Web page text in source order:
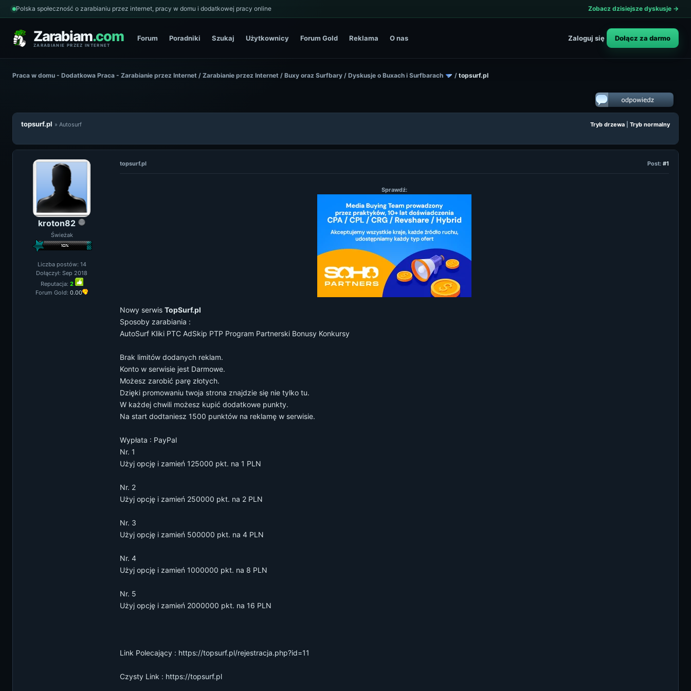
Polska społeczność o zarabianiu przez internet, pracy w domu i dodatkowej pracy online Zobacz dzisiejsze dyskusje →
Zarabiam.com
ZARABIANIE PRZEZ INTERNET
Forum Poradniki Szukaj Użytkownicy Forum Gold Reklama O nas Zaloguj się Dołącz za darmo
Praca w domu - Dodatkowa Praca - Zarabianie przez Internet / Zarabianie przez Internet / Buxy oraz Surfbary / Dyskusje o Buxach i Surfbarach / topsurf.pl
Tryb drzewa Tryb normalny
topsurf.pl » Autosurf
kroton82
Świeżak
Liczba postów: 14
Dołączył: Sep 2018
Reputacja: 2
Forum Gold: 0.00
Post: #1
topsurf.pl
Sprawdź:
Nowy serwis TopSurf.pl
Sposoby zarabiania :
AutoSurf Kliki PTC AdSkip PTP Program Partnerski Bonusy Konkursy
Brak limitów dodanych reklam.
Konto w serwisie jest Darmowe.
Możesz zarobić parę złotych.
Dzięki promowaniu twoja strona znajdzie się nie tylko tu.
W każdej chwili możesz kupić dodatkowe punkty.
Na start dodtaniesz 1500 punktów na reklamę w serwisie.
Wypłata : PayPal
Nr. 1
Użyj opcję i zamień 125000 pkt. na 1 PLN
Nr. 2
Użyj opcję i zamień 250000 pkt. na 2 PLN
Nr. 3
Użyj opcję i zamień 500000 pkt. na 4 PLN
Nr. 4
Użyj opcję i zamień 1000000 pkt. na 8 PLN
Nr. 5
Użyj opcję i zamień 2000000 pkt. na 16 PLN
Link Polecający : https://topsurf.pl/rejestracja.php?id=11
Czysty Link : https://topsurf.pl